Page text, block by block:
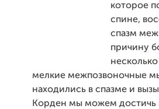
которое
спине,
спазм
причину
мелкие межпозвоночные
находились в спазме и
Корден мы можем достичь